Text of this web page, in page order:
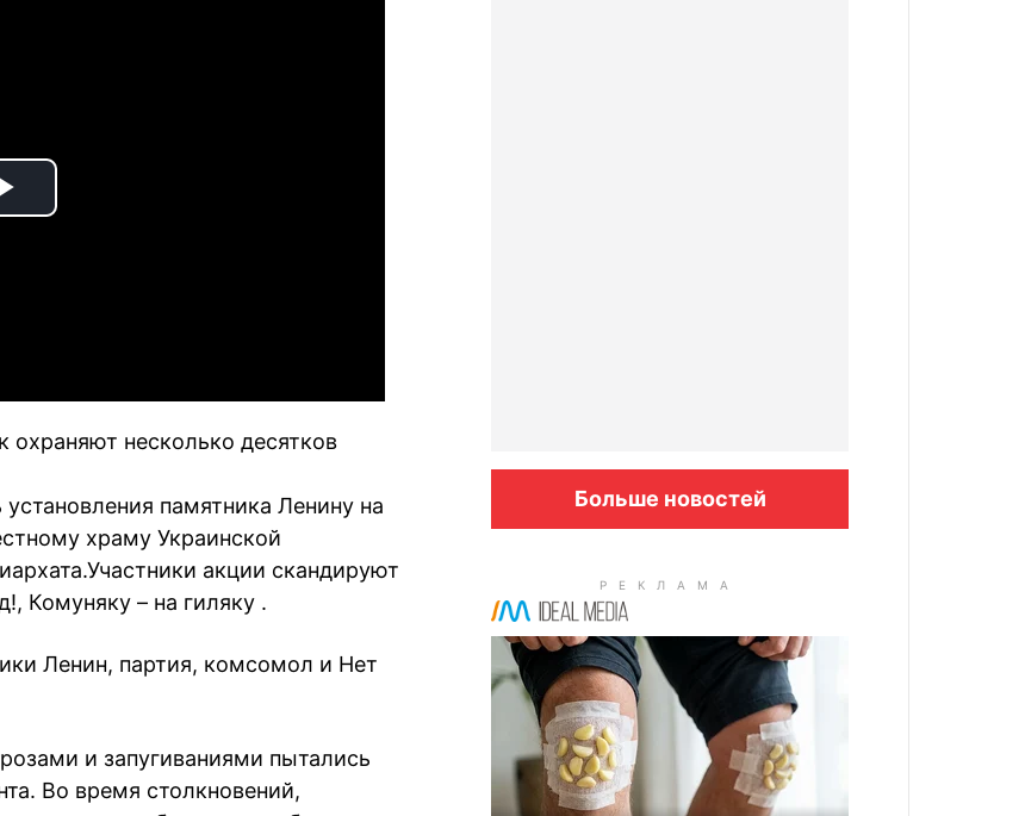
Play
несколько десятков
памятника Ленину на
храму Украинской
акции скандируют
Комуняку – на гиляку .
Ленин, партия, комсомол и Нет
и запугиваниями пытались
Во время столкновений,
Больше новостей